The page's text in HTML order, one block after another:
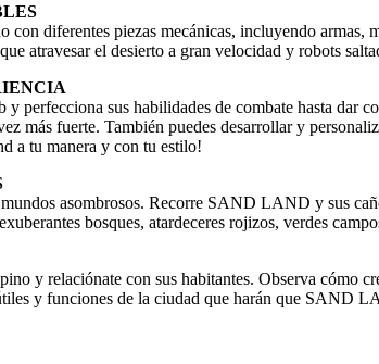
con diferentes piezas mecánicas, incluyendo
atravesar el desierto a gran velocidad y robots
perfecciona sus habilidades de combate hasta
más fuerte. También puedes desarrollar y
a tu manera y con tu estilo!
asombrosos. Recorre SAND LAND y sus
bosques, atardeceres rojizos, verdes
y relaciónate con sus habitantes. Observa cómo
y funciones de la ciudad que harán que SAND